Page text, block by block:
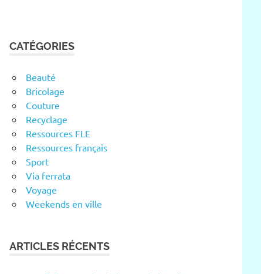
CATÉGORIES
Beauté
Bricolage
Couture
Recyclage
Ressources FLE
Ressources français
Sport
Via ferrata
Voyage
Weekends en ville
ARTICLES RÉCENTS